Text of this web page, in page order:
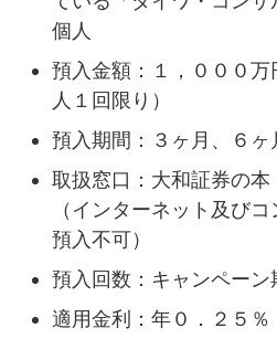
個人
預入金額：１，０００万
人１回限り）
預入期間：３ヶ月、６ヶ
取扱窓口：大和証券の
（インターネット及び
預入不可）
預入回数：キャンペーン
適用金利：年０．２５％